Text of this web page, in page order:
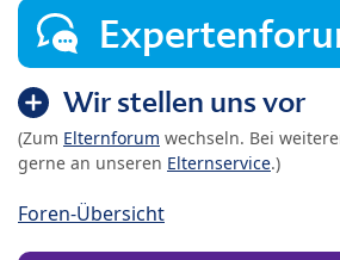
Wir stellen uns vor
(Zum Elternforum wechseln. Bei
gerne an unseren Elternservice.)
Foren-Übersicht